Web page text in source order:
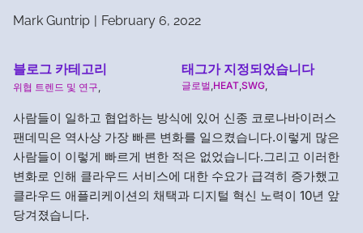
Mark Guntrip | February 6, 2022
블로그 카테고리
위협 트렌드 및 연구
태그가 지정되었습니다
글로벌 HEAT SWG
사람들이 일하고 협업하는 방식에 있어 신종 코로나바이러스
팬데믹은 역사상 가장 빠른 변화를 일으켰습니다.이렇게 많은
사람들이 이렇게 빠르게 변한 적은 없었습니다.그리고 이러한
변화로 인해 클라우드 서비스에 대한 수요가 급격히 증가했고
클라우드 애플리케이션의 채택과 디지털 혁신 노력이 10년 앞
당겨졌습니다.